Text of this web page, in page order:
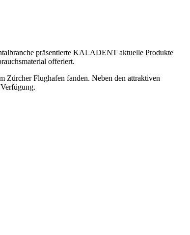
präsentierte KALADENT aktuelle Produkte
offeriert.
Zürcher Flughafen fanden. Neben den attraktiven